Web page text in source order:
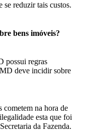
se reduzir tais custos.
bens imóveis?
possui regras
deve incidir sobre
cometem na hora de
esta que foi
da Fazenda.